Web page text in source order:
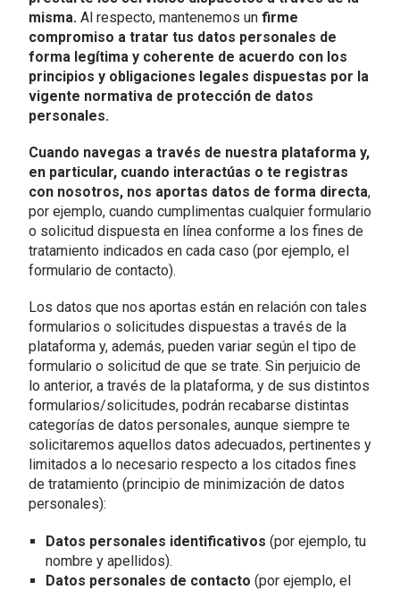
misma. Al respecto, mantenemos un firme
compromiso a tratar tus datos personales de
forma legítima y coherente de acuerdo con los
principios y obligaciones legales dispuestas por la
vigente normativa de protección de datos
personales.
Cuando navegas a través de nuestra plataforma y,
en particular, cuando interactúas o te registras
con nosotros, nos aportas datos de forma directa,
por ejemplo, cuando cumplimentas cualquier formulario
o solicitud dispuesta en línea conforme a los fines de
tratamiento indicados en cada caso (por ejemplo, el
formulario de contacto).
Los datos que nos aportas están en relación con tales
formularios o solicitudes dispuestas a través de la
plataforma y, además, pueden variar según el tipo de
formulario o solicitud de que se trate. Sin perjuicio de
lo anterior, a través de la plataforma, y de sus distintos
formularios/solicitudes, podrán recabarse distintas
categorías de datos personales, aunque siempre te
solicitaremos aquellos datos adecuados, pertinentes y
limitados a lo necesario respecto a los citados fines
de tratamiento (principio de minimización de datos
personales):
Datos personales identificativos (por ejemplo, tu
nombre y apellidos).
Datos personales de contacto (por ejemplo, el